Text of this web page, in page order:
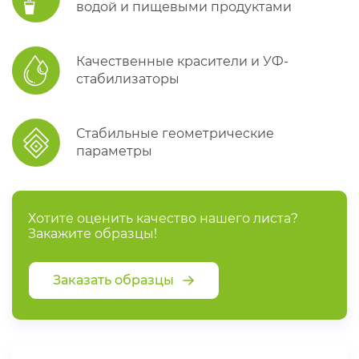
водой и пищевыми продуктами
Качественные красители и УФ-
стабилизаторы
Стабильные геометрические
параметры
Хотите оценить качество нашего листа?
Закажите образцы!
Заказать образцы